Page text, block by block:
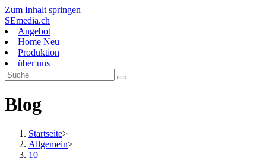
Zum Inhalt springen
SEmedia.ch
Angebot
Home Neu
Produktion
über uns
Blog
Startseite>
Allgemein>
10